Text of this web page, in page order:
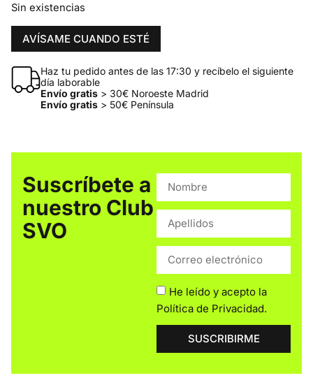
Sin existencias
AVÍSAME CUANDO ESTÉ
Haz tu pedido antes de las 17:30 y recíbelo el siguiente
día laborable
Envío gratis> 30€ Noroeste Madrid
Envío gratis> 50€ Península
Suscríbete a
nuestro Club
SVO
He leído y acepto la
Política de Privacidad.
SUSCRIBIRME